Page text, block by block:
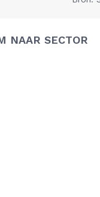
NAAR SECTOR